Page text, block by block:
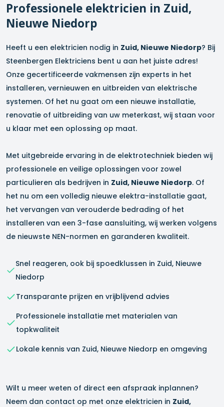
Professionele elektricien in Zuid,
Nieuwe Niedorp
Heeft u een elektricien nodig in Zuid, Nieuwe Niedorp? Bij
Steenbergen Elektriciens bent u aan het juiste adres!
Onze gecertificeerde vakmensen zijn experts in het
installeren, vernieuwen en uitbreiden van elektrische
systemen. Of het nu gaat om een nieuwe installatie,
renovatie of uitbreiding van uw meterkast, wij staan voor
u klaar met een oplossing op maat.
Met uitgebreide ervaring in de elektrotechniek bieden wij
professionele en veilige oplossingen voor zowel
particulieren als bedrijven in Zuid, Nieuwe Niedorp. Of
het nu om een volledig nieuwe elektra-installatie gaat,
het vervangen van verouderde bedrading of het
installeren van een 3-fase aansluiting, wij werken volgens
de nieuwste NEN-normen en garanderen kwaliteit.
Snel reageren, ook bij spoedklussen in Zuid, Nieuwe
Niedorp
Transparante prijzen en vrijblijvend advies
Professionele installatie met materialen van
topkwaliteit
Lokale kennis van Zuid, Nieuwe Niedorp en omgeving
Wilt u meer weten of direct een afspraak inplannen?
Neem dan contact op met onze elektricien in Zuid,